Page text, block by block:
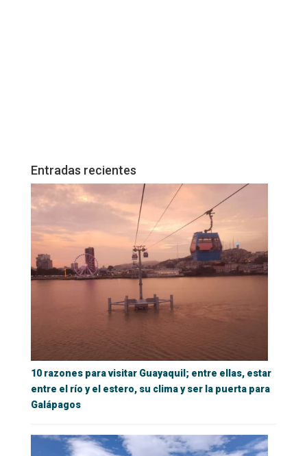
Entradas recientes
10 razones para visitar Guayaquil; entre ellas, estar
entre el río y el estero, su clima y ser la puerta para
Galápagos